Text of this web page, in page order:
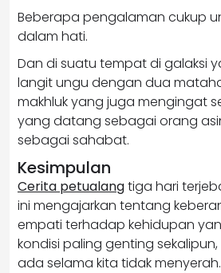
Beberapa pengalaman cukup
dalam hati.
Dan di suatu tempat di galaksi
langit ungu dengan dua
makhluk yang juga mengingat
yang datang sebagai orang
sebagai sahabat.
Kesimpulan
Cerita petualangtiga hari
ini mengajarkan tentang
empati terhadap kehidupan
kondisi paling genting
ada selama kita tidak menyerah.